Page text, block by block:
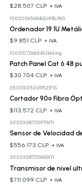
$28.507 CLP + IVA
100020656946| UKBLING
Ordenador 19 1U
$9.851 CLP + IVA
100010706634| Ukbling
Patch Panel Cat 6 48
$30.704 CLP + IVA
350050500952 FIS
Cortador 90º Fibra
$113.572 CLP + IVA
300030873597| NTI
Sensor de Velocidad
$556.173 CLP + IVA
300030873584| NTI
Transmisor de nivel
$711.099 CLP + IVA